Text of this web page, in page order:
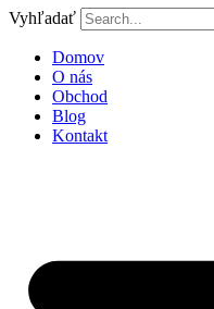
Vyhľadať
Domov
O nás
Obchod
Blog
Kontakt